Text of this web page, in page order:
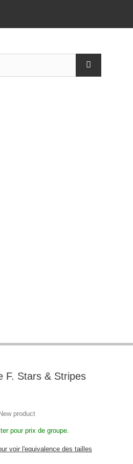
F. Stars & Stripes
New product
pour prix de groupe.
voir l'equivalence des tailles